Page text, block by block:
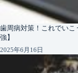
歯周病対策！これでい
強】
2025年6月16日